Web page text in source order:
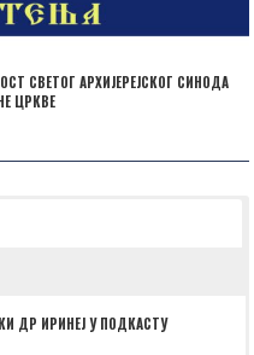
СВЕТОГ АРХИЈЕРЕЈСКОГ СИНОДА
ЦРКВЕ
ДР ИРИНЕЈ У ПОДКАСТУ